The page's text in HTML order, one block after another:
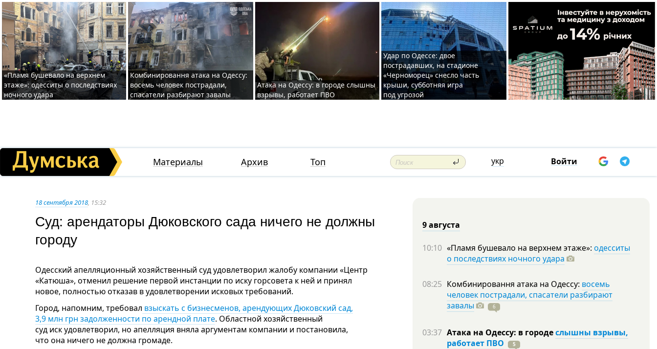
«Пламя бушевало на верхнем
этаже»: одесситы о последствиях
ночного удара
Комбинировання атака на Одессу:
восемь человек пострадали,
спасатели разбирают завалы
Атака на Одессу: в городе слышны
взрывы, работает ПВО
Удар по Одессе: двое
пострадавших, на стадионе
«Черноморец» снесло часть
крыши, субботняя игра
под угрозой
Материалы Архив Топ укр Войти
18 сентября 2018, 15:32
Суд: арендаторы Дюковского сада ничего не должны
городу
Одесский апелляционный хозяйственный суд удовлетворил жалобу компании «Центр
«Катюша», отменил решение первой инстанции по иску горсовета к ней и принял
новое, полностью отказав в удовлетворении исковых требований.
Город, напомним, требовал взыскать с бизнесменов, арендующих Дюковский сад,
3,9 млн грн задолженности по арендной плате. Областной хозяйственный
суд иск удовлетворил, но апелляция вняла аргументам компании и постановила,
что она ничего не должна громаде.
9 августа
10:10 «Пламя бушевало на верхнем этаже»: одесситы
о последствиях ночного удара
08:25 Комбинировання атака на Одессу: восемь
человек пострадали, спасатели разбирают
завалы
6
03:37 Атака на Одессу: в городеслышны взрывы,
работает ПВО
5